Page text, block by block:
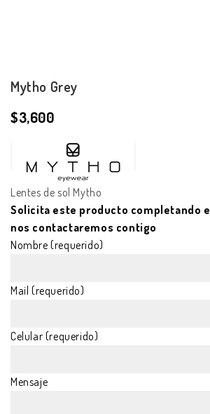
Mytho Grey
$3,600
Lentes de sol Mytho
Solicita este producto completando
nos contactaremos contigo
Nombre (requerido)
Mail (requerido)
Celular (requerido)
Mensaje